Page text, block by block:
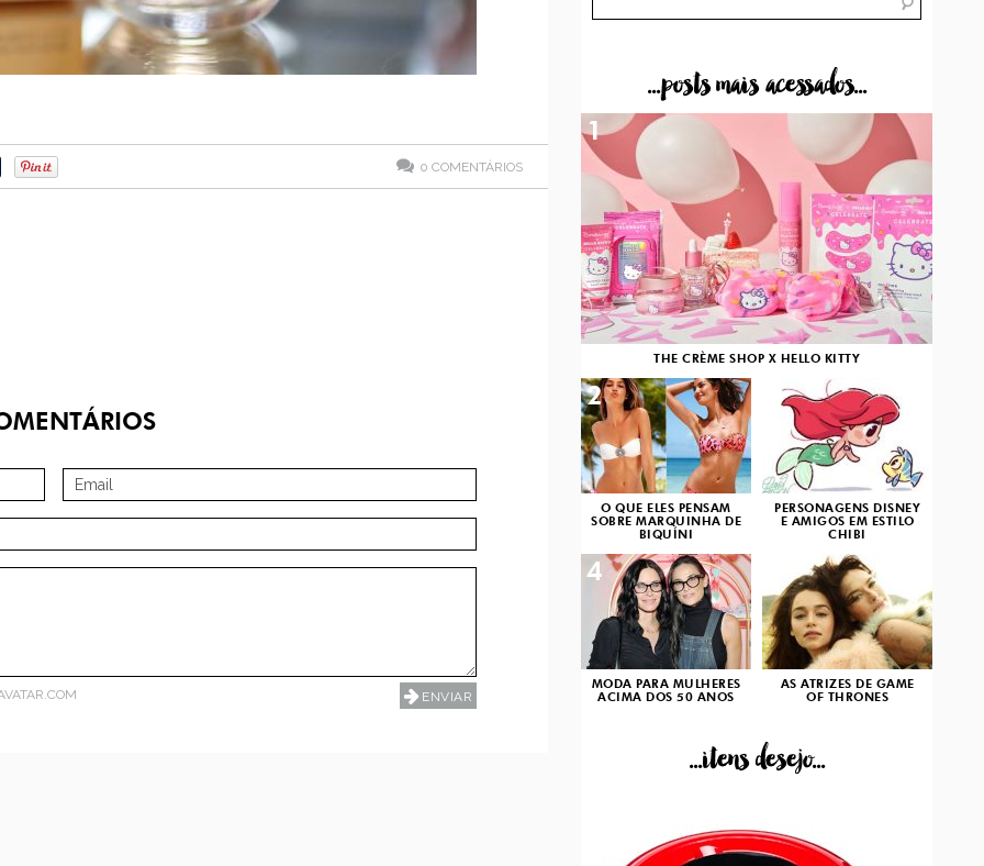
0 COMENTÁRIOS
...posts mais acessados...
THE CRÈME SHOP X HELLO KITTY
1
O QUE ELES PENSAM
SOBRE MARQUINHA DE
BIQUÍNI
2
PERSONAGENS DISNEY
E AMIGOS EM ESTILO
CHIBI
3
MODA PARA MULHERES
ACIMA DOS 50 ANOS
4
AS ATRIZES DE GAME
OF THRONES
...itens desejo...